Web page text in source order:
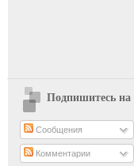
Подпишитесь на
Сообщения
Комментарии